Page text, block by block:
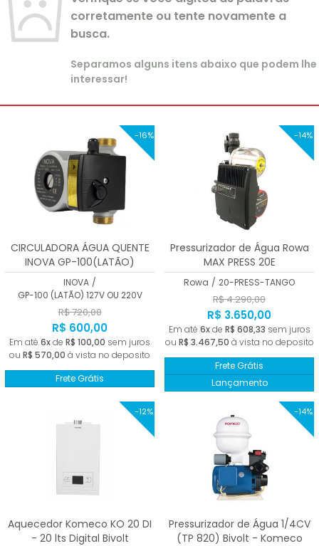
corretamente ou tente novamente a
busca.
Separamos alguns itens abaixo que podem lhe
interessar!
-16%
CIRCULADORA ÁGUA QUENTE
INOVA GP-100(LATÃO)
INOVA /
GP-100 (LATÃO) 127V OU 220V
R$ 720,00
R$ 600,00
Em até 6xde R$ 100,00 sem juros
ou R$ 570,00 à vista no deposito
Frete Grátis
-14%
Pressurizador de Água Rowa
MAX PRESS 20E
Rowa / 20-PRESS-TANGO
R$ 4.290,00
R$ 3.650,00
Em até 6xde R$ 608,33 sem juros
ou R$ 3.467,50 à vista no deposito
Frete Grátis
Lançamento
-12%
Aquecedor Komeco KO 20 DI
- 20 lts Digital Bivolt
-14%
Pressurizador de Água 1/4CV
(TP 820) Bivolt - Komeco